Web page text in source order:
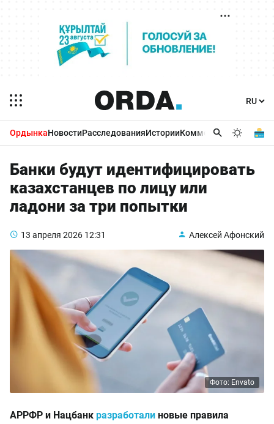
ОрдынкаНовостиРасследованияИсторииКомментарииБизнес
Банки будут идентифицировать
казахстанцев по лицу или
ладони за три попытки
13 апреля 2026 12:31 Алексей Афонский
Фото: Envato
АРРФР и Нацбанк разработали новые правила